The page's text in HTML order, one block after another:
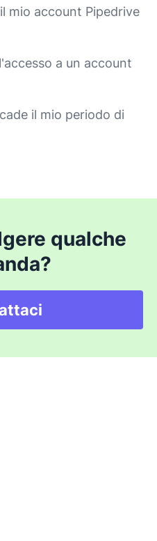
mio account Pipedrive
a un account
il mio periodo di
qualche